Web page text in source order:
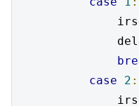
case
2 :